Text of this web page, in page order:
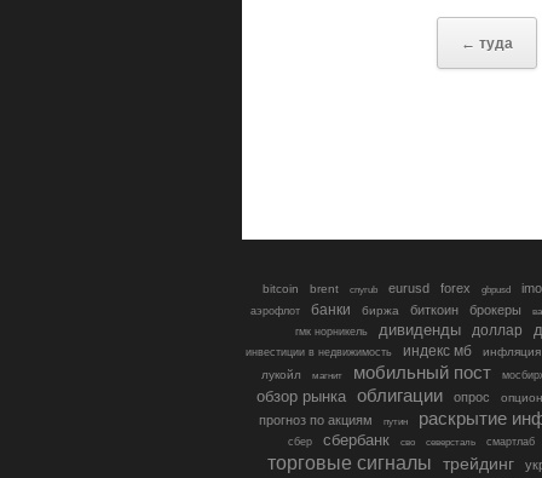
← туда
bitcoin brent cnyrub eurusd forex gbpusd
аэрофлот банки биржа биткоин брокеры
гмк норникель
дивиденды доллар
инвестиции в недвижимость индекс мб
инфляция
лукойл
магнит мобильный пост
обзор рынка облигации опрос
прогноз по акциям путин раскрытие
сбер сбербанк сво северсталь смартлаб
торговые сигналы трейдинг